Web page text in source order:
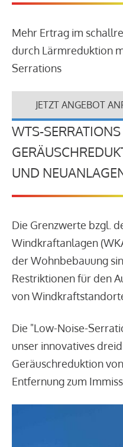
Mehr Ertrag im
durch Lärmreduktion
Serrations
JETZT ANGEBOT
WTS-
UND
Die Grenzwerte bzgl.
Windkraftanlagen
der Wohnbebauung
Restriktionen für den
von
Die "Low-Noise-
unser innovatives
Geräuschreduktion
Entfernung zum